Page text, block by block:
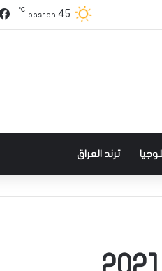
basrah 45
℃
ترند العراق